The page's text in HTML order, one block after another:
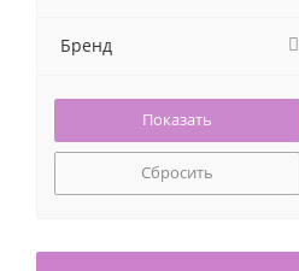
Бренд
Сбросить